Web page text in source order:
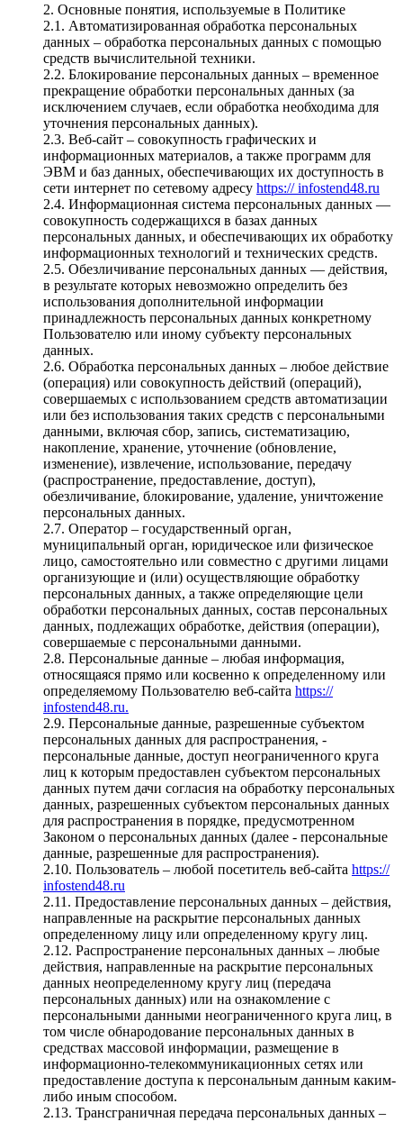
2. Основные понятия, используемые в Политике
2.1. Автоматизированная обработка персональных
данных – обработка персональных данных с помощью
средств вычислительной техники.
2.2. Блокирование персональных данных – временное
прекращение обработки персональных данных (за
исключением случаев, если обработка необходима для
уточнения персональных данных).
2.3. Веб-сайт – совокупность графических и
информационных материалов, а также программ для
ЭВМ и баз данных, обеспечивающих их доступность в
сети интернет по сетевому адресу https:// infostend48.ru
2.4. Информационная система персональных данных —
совокупность содержащихся в базах данных
персональных данных, и обеспечивающих их обработку
информационных технологий и технических средств.
2.5. Обезличивание персональных данных — действия,
в результате которых невозможно определить без
использования дополнительной информации
принадлежность персональных данных конкретному
Пользователю или иному субъекту персональных
данных.
2.6. Обработка персональных данных – любое действие
(операция) или совокупность действий (операций),
совершаемых с использованием средств автоматизации
или без использования таких средств с персональными
данными, включая сбор, запись, систематизацию,
накопление, хранение, уточнение (обновление,
изменение), извлечение, использование, передачу
(распространение, предоставление, доступ),
обезличивание, блокирование, удаление, уничтожение
персональных данных.
2.7. Оператор – государственный орган,
муниципальный орган, юридическое или физическое
лицо, самостоятельно или совместно с другими лицами
организующие и (или) осуществляющие обработку
персональных данных, а также определяющие цели
обработки персональных данных, состав персональных
данных, подлежащих обработке, действия (операции),
совершаемые с персональными данными.
2.8. Персональные данные – любая информация,
относящаяся прямо или косвенно к определенному или
определяемому Пользователю веб-сайта https://
infostend48.ru.
2.9. Персональные данные, разрешенные субъектом
персональных данных для распространения, -
персональные данные, доступ неограниченного круга
лиц к которым предоставлен субъектом персональных
данных путем дачи согласия на обработку персональных
данных, разрешенных субъектом персональных данных
для распространения в порядке, предусмотренном
Законом о персональных данных (далее - персональные
данные, разрешенные для распространения).
2.10. Пользователь – любой посетитель веб-сайта https://
infostend48.ru
2.11. Предоставление персональных данных – действия,
направленные на раскрытие персональных данных
определенному лицу или определенному кругу лиц.
2.12. Распространение персональных данных – любые
действия, направленные на раскрытие персональных
данных неопределенному кругу лиц (передача
персональных данных) или на ознакомление с
персональными данными неограниченного круга лиц, в
том числе обнародование персональных данных в
средствах массовой информации, размещение в
информационно-телекоммуникационных сетях или
предоставление доступа к персональным данным каким-
либо иным способом.
2.13. Трансграничная передача персональных данных –